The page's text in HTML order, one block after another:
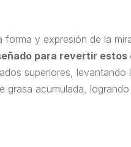
y expresión de la
para revertir estos
superiores, levantando
acumulada,